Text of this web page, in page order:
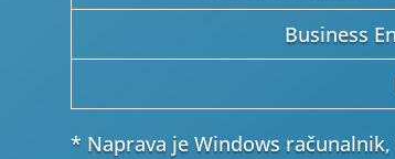
Business
* Naprava je Windows